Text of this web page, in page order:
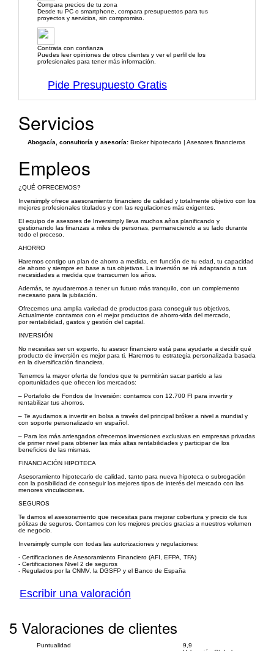
Compara precios de tu zona
Desde tu PC o smartphone, compara presupuestos para tus
proyectos y servicios, sin compromiso.
Contrata con confianza
Puedes leer opiniones de otros clientes y ver el perfil de los
profesionales para tener más información.
Pide Presupuesto Gratis
Servicios
Abogacía, consultoría y asesoría: Broker hipotecario | Asesores financieros
Empleos
¿QUÉ OFRECEMOS?
Inversimply ofrece asesoramiento financiero de calidad y totalmente objetivo con los
mejores profesionales titulados y con las regulaciones más exigentes.
El equipo de asesores de Inversimply lleva muchos años planificando y
gestionando las finanzas a miles de personas, permaneciendo a su lado durante
todo el proceso.
AHORRO
Haremos contigo un plan de ahorro a medida, en función de tu edad, tu capacidad
de ahorro y siempre en base a tus objetivos. La inversión se irá adaptando a tus
necesidades a medida que transcurren los años.
Además, te ayudaremos a tener un futuro más tranquilo, con un complemento
necesario para la jubilación.
Ofrecemos una amplia variedad de productos para conseguir tus objetivos.
Actualmente contamos con el mejor productos de ahorro-vida del mercado,
por rentabilidad, gastos y gestión del capital.
INVERSIÓN
No necesitas ser un experto, tu asesor financiero está para ayudarte a decidir qué
producto de inversión es mejor para ti. Haremos tu estrategia personalizada basada
en la diversificación financiera.
Tenemos la mayor oferta de fondos que te permitirán sacar partido a las
oportunidades que ofrecen los mercados:
– Portafolio de Fondos de Inversión: contamos con 12.700 FI para invertir y
rentabilizar tus ahorros.
– Te ayudamos a invertir en bolsa a través del principal bróker a nivel a mundial y
con soporte personalizado en español.
– Para los más arriesgados ofrecemos inversiones exclusivas en empresas privadas
de primer nivel para obtener las más altas rentabilidades y participar de los
beneficios de las mismas.
FINANCIACIÓN HIPOTECA
Asesoramiento hipotecario de calidad, tanto para nueva hipoteca o subrogación
con la posibilidad de conseguir los mejores tipos de interés del mercado con las
menores vinculaciones.
SEGUROS
Te damos el asesoramiento que necesitas para mejorar cobertura y precio de tus
pólizas de seguros. Contamos con los mejores precios gracias a nuestros volumen
de negocio.
Inversimply cumple con todas las autorizaciones y regulaciones:
- Certificaciones de Asesoramiento Financiero (AFI, EFPA, TFA)
- Certificaciones Nivel 2 de seguros
- Regulados por la CNMV, la DGSFP y el Banco de España
Escribir una valoración
5 Valoraciones de clientes
Puntualidad
9,9